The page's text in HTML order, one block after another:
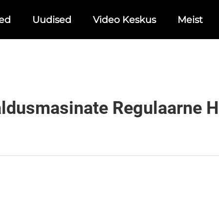
Uudised Video Keskus Meist
Regulaarne